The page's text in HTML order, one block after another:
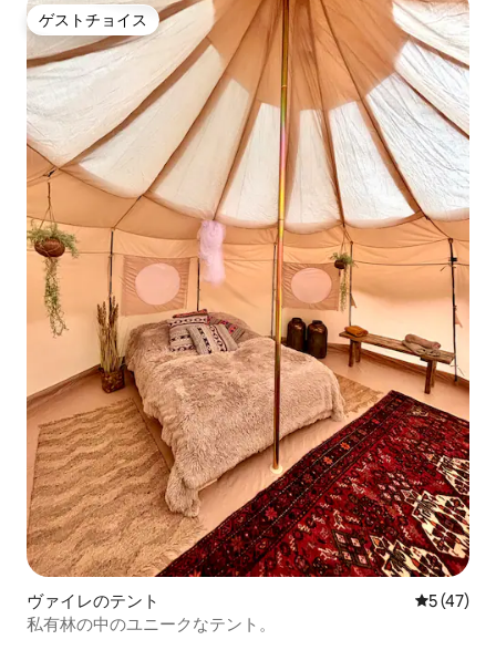
ゲストチョイス
ゲストチョイス
ヴァイレのテント レビュー
5 (47)
私有林の中のユニークなテント。